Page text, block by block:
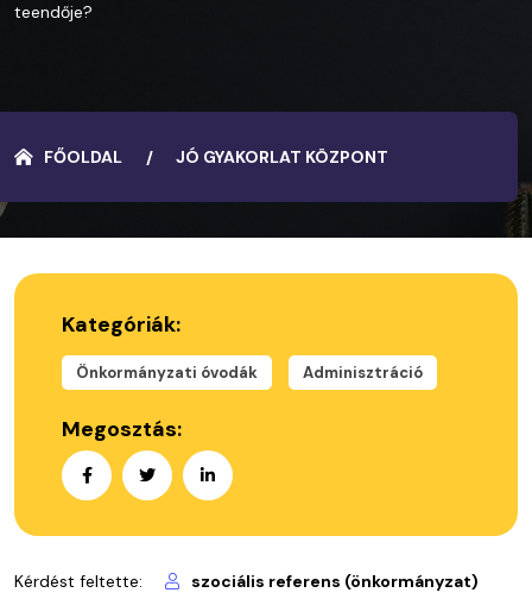
teendője?
FŐOLDAL JÓ GYAKORLAT KÖZPONT
Kategóriák:
Önkormányzati óvodák Adminisztráció
Megosztás:
Kérdést feltette: szociális referens (önkormányzat)